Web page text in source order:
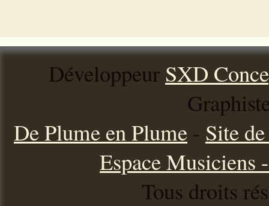
Développeur SXD
De Plume en Plume - Site
Espace Musiciens
Tous droits